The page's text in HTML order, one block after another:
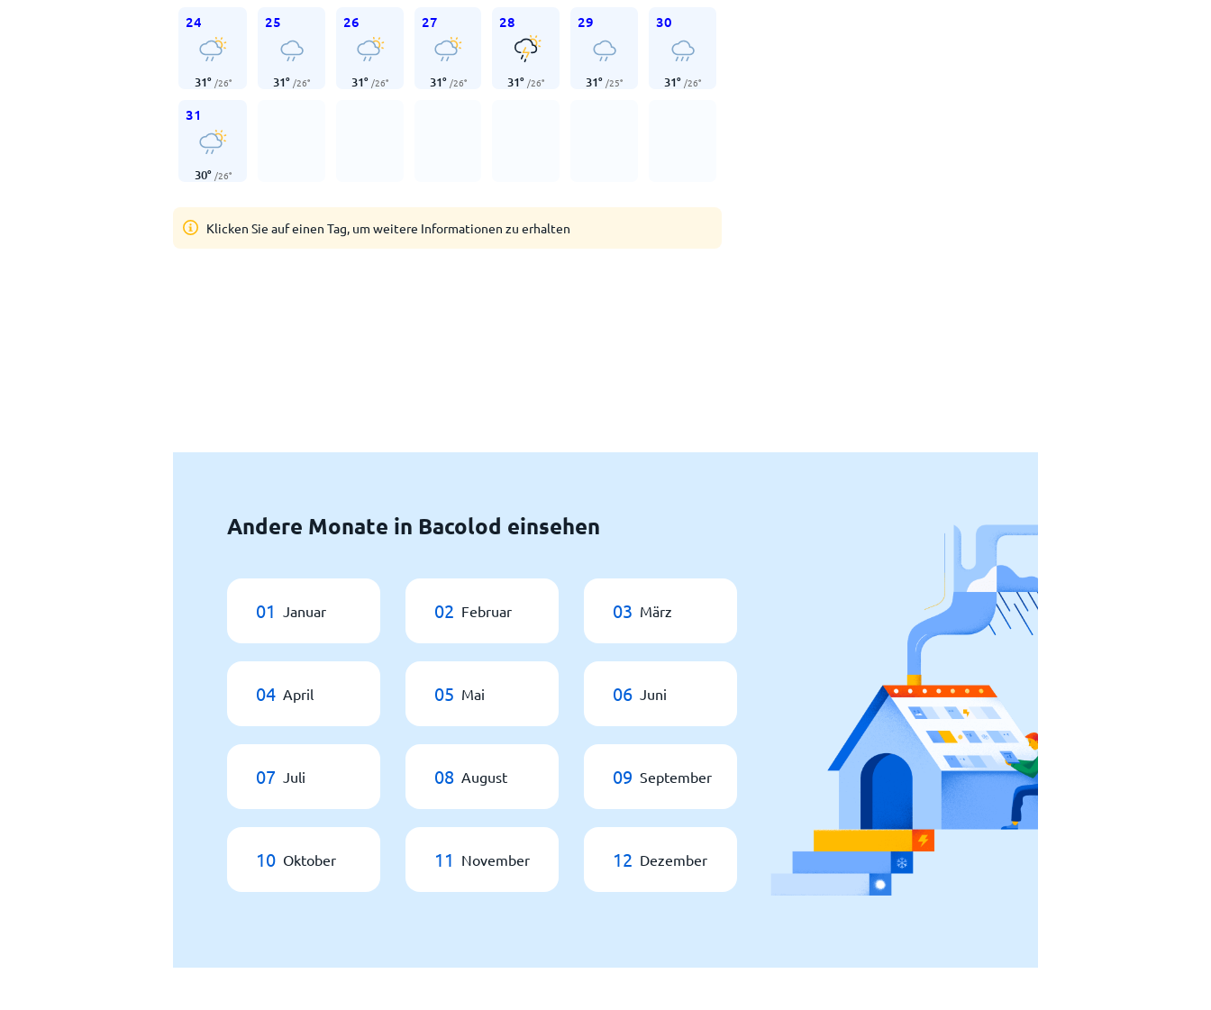
24
31° /26°
25
31° /26°
26
31° /26°
27
31° /26°
28
31° /26°
29
31° /25°
30
31° /26°
31
30° /26°
Klicken Sie auf einen Tag, um weitere Informationen zu erhalten
Andere Monate in Bacolod einsehen
01 Januar 02 Februar 03 März
04 April 05 Mai 06 Juni
07 Juli 08 August 09 September
10 Oktober 11 November 12 Dezember